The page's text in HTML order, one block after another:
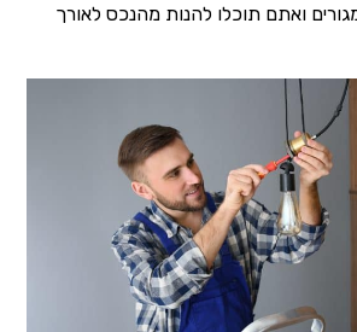
ואתם תוכלו להנות מהנכס לאורך